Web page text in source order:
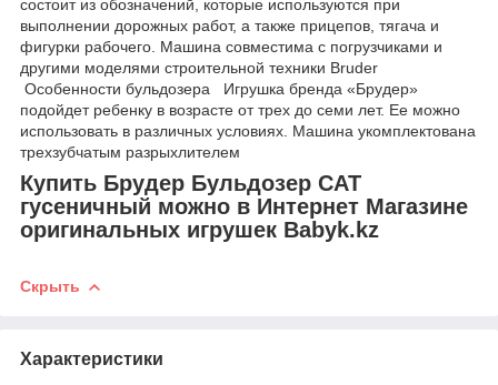
состоит из обозначений, которые используются при
выполнении дорожных работ, а также прицепов, тягача и
фигурки рабочего. Машина совместима с погрузчиками и
другими моделями строительной техники Bruder
Особенности бульдозера Игрушка бренда «Брудер»
подойдет ребенку в возрасте от трех до семи лет. Ее можно
использовать в различных условиях. Машина укомплектована
трехзубчатым разрыхлителем
Купить Брудер Бульдозер CAT
гусеничный можно в Интернет Магазине
оригинальных игрушек Babyk.kz
Скрыть
Характеристики